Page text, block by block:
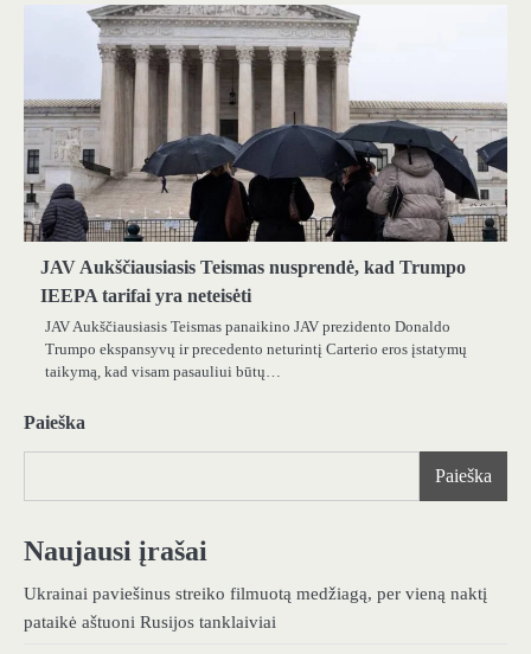
JAV Aukščiausiasis Teismas nusprendė, kad Trumpo
IEEPA tarifai yra neteisėti
JAV Aukščiausiasis Teismas panaikino JAV prezidento Donaldo
Trumpo ekspansyvų ir precedento neturintį Carterio eros įstatymų
taikymą, kad visam pasauliui būtų…
Paieška
Paieška
Naujausi įrašai
Ukrainai paviešinus streiko filmuotą medžiagą, per vieną naktį
pataikė aštuoni Rusijos tanklaiviai